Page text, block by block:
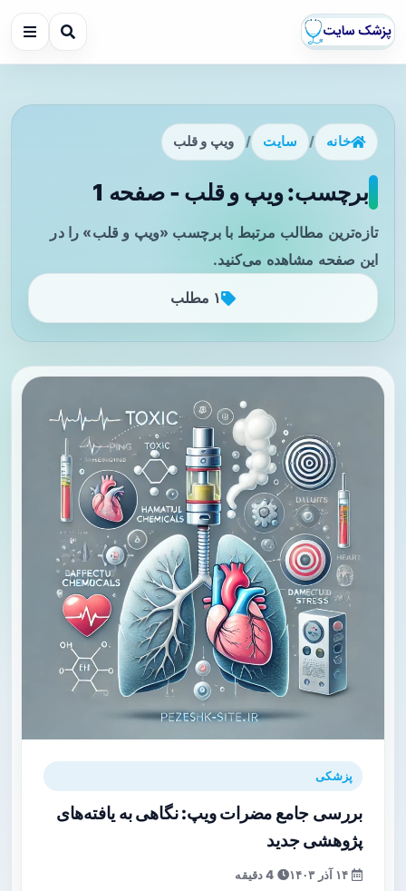
خانه / سایت / ویپ و قلب
برچسب: ویپ و قلب - صفحه 1
تازه‌ترین مطالب مرتبط با برچسب «ویپ و قلب» را در
این صفحه مشاهده می‌کنید.
۱ مطلب
پزشکی
بررسی جامع مضرات ویپ: نگاهی به یافته‌های
پژوهشی جدید